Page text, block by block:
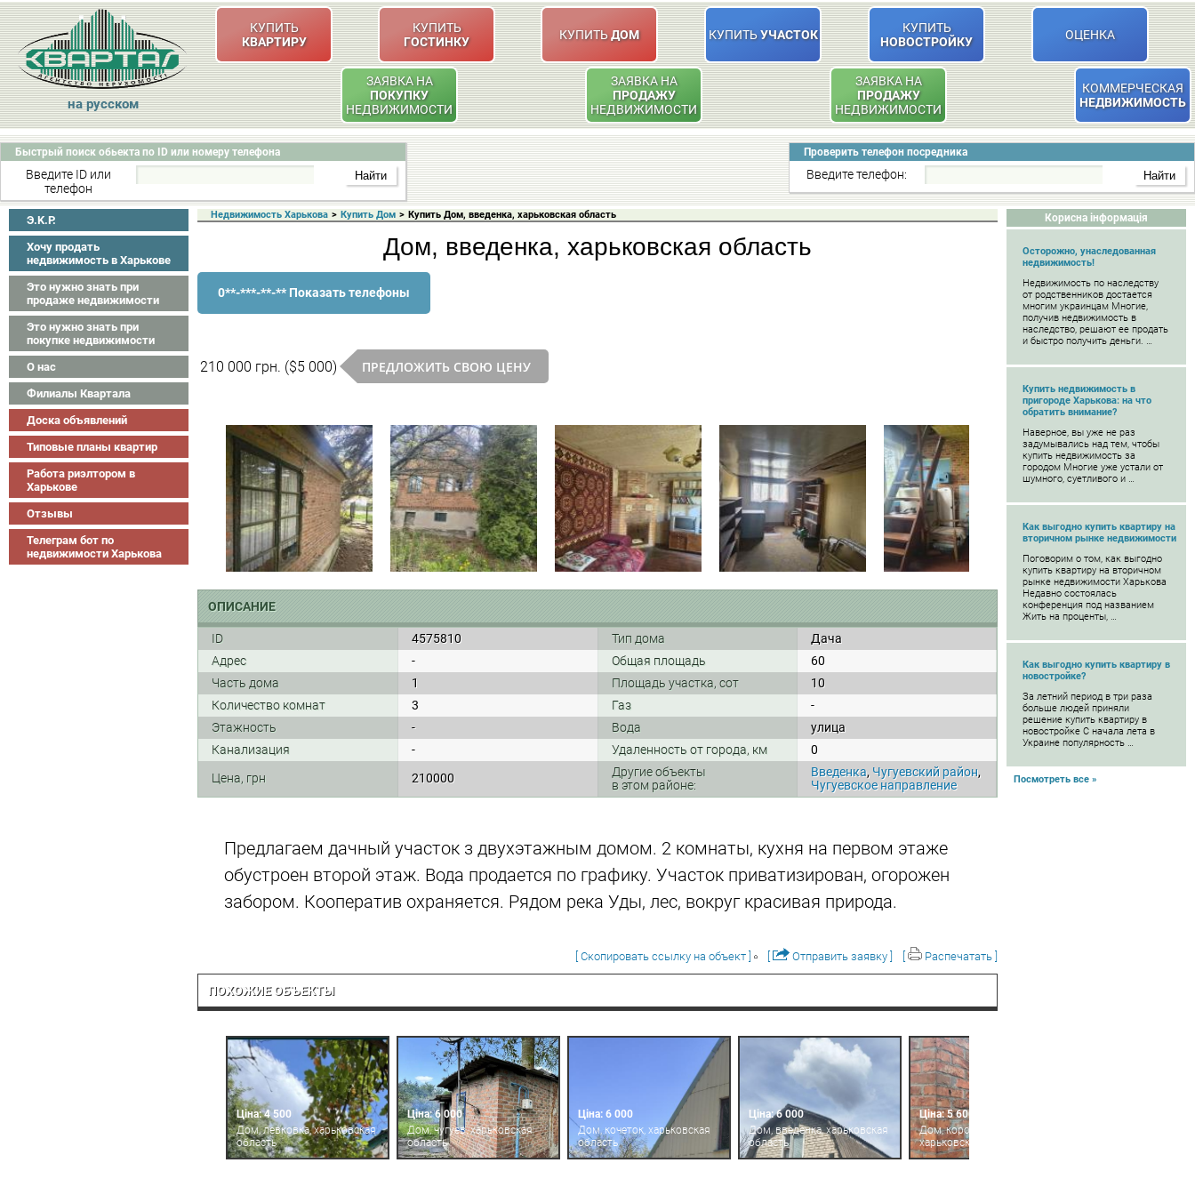
на русском
КУПИТЬ
КВАРТИРУ
КУПИТЬ
ГОСТИНКУ
КУПИТЬДОМ КУПИТЬУЧАСТОК
КУПИТЬ
НОВОСТРОЙКУ
ОЦЕНКА
ЗАЯВКА НА
ПОКУПКУ
НЕДВИЖИМОСТИ
ЗАЯВКА НА
ПРОДАЖУ
НЕДВИЖИМОСТИ
ЗАЯВКА НА
ПРОДАЖУ
НЕДВИЖИМОСТИ
КОММЕРЧЕСКАЯ
НЕДВИЖИМОСТЬ
Быстрый поиск обьекта по ID или номеру телефона
Введите ID или
телефон
Проверить телефон посредника
Введите телефон:
Э.K.P.
Хочу продать
недвижимость в Харькове
Это нужно знать при
продаже недвижимости
Это нужно знать при
покупке недвижимости
О нас
Филиалы Квартала
Доска объявлений
Типовые планы квартир
Работа риэлтором в
Харькове
Отзывы
Телеграм бот по
недвижимости Харькова
Корисна інформація
Осторожно, унаследованная
недвижимость!
Недвижимость по наследству
от родственников достается
многим украинцам Многие,
получив недвижимость в
наследство, решают ее продать
и быстро получить деньги. …
Купить недвижимость в
пригороде Харькова: на что
обратить внимание?
Наверное, вы уже не раз
задумывались над тем, чтобы
купить недвижимость за
городом Многие уже устали от
шумного, суетливого и …
Как выгодно купить квартиру на
вторичном рынке недвижимости
Поговорим о том, как выгодно
купить квартиру на вторичном
рынке недвижимости Харькова
Недавно состоялась
конференция под названием
Жить на проценты, …
Как выгодно купить квартиру в
новостройке?
За летний период в три раза
больше людей приняли
решение купить квартиру в
новостройке С начала лета в
Украине популярность …
Посмотреть все »
Недвижимость Харькова > Купить Дом > Купить Дом, введенка, харьковская область
Дом, введенка, харьковская область
0**-***-**-** Показать телефоны
210 000 грн. ($5 000) ПРЕДЛОЖИТЬ СВОЮ ЦЕНУ
ОПИСАНИЕ
ID 4575810 Тип дома
Дача
Адрес
- Общая площадь
60
Часть дома
1 Площадь участка, сот
10
Количество комнат
3 Газ
-
Этажность
- Вода
улица
Канализация
- Удаленность от города, км
0
Цена, грн
210000
Другие объекты
в этом районе:
Введенка, Чугуевский район,
Чугуевское направление
Предлагаем дачный участок з двухэтажным домом. 2 комнаты, кухня на первом этаже
обустроен второй этаж. Вода продается по графику. Участок приватизирован, огорожен
забором. Кооператив охраняется. Рядом река Уды, лес, вокруг красивая природа.
[ Скопировать ссылку на объект ] Отправить заявку ] Распечатать ]
ПОХОЖИЕ ОБЪЕКТЫ
Ціна: 4 500
Дом, левковка, харьковская
область
Ціна: 6 000
Дом, чугуев, харьковская
область
Ціна: 6 000
Дом, кочеток, харьковская
область
Ціна: 6 000
Дом, введенка, харьковская
область
Ціна: 5 600
Дом, коробочкино,
харьковская область